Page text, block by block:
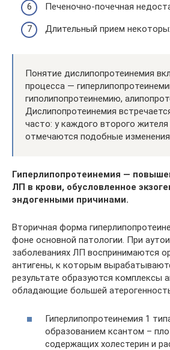
Печеночно-почечная
Длительный прием
Понятие дислипопротеинемия
процесса —
гиполипопротеинемию,
Дислипопротеинемия
часто: у каждого второго
отмечаются подобные изменения
Гиперлипопротеинемия —
ЛП в крови, обусловленное
эндогенными причинами.
Вторичная форма
фоне основной патологии. При
заболеваниях ЛП воспринимаются
антигены, к которым
результате образуются комплексы
обладающие большей
Гиперлипопротеинемия 1
образованием ксантом –
содержащих холестерин и